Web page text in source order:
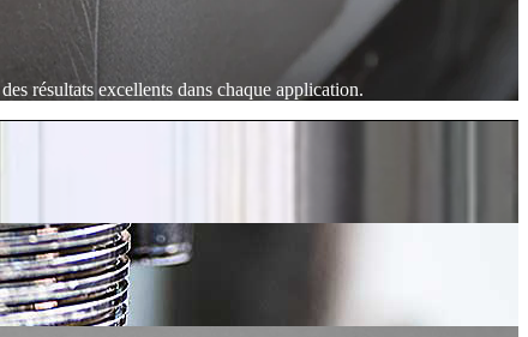
résultats excellents dans chaque application.